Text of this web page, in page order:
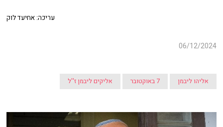
עריכה: אחיעד לוק
06/12/2024
אליהו ליבמן 7 באוקטובר אליקים ליבמן ז''ל